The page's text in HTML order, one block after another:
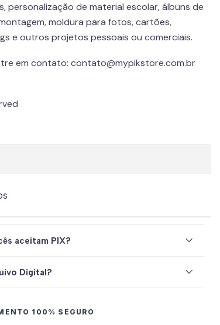
personalização de material escolar, álbuns de
moldura para fotos, cartões,
e outros projetos pessoais ou comerciais.
em contato: contato@mypikstore.com.br
aceitam PIX?
Digital?
100% SEGURO